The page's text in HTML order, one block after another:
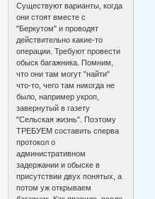
Существуют варианты, когда
они стоят вместе с
"Беркутом" и проводят
действительно какие-то
операции. Требуют провести
обыск багажника. Помним,
что они там могут "найти"
что-то, чего там никогда не
было, например укроп,
завернутый в газету
"Сельская жизнь". Поэтому
ТРЕБУЕМ составить сперва
протокол о
административном
задержании и обыске в
присутствии двух понятых, а
потом уж открываем